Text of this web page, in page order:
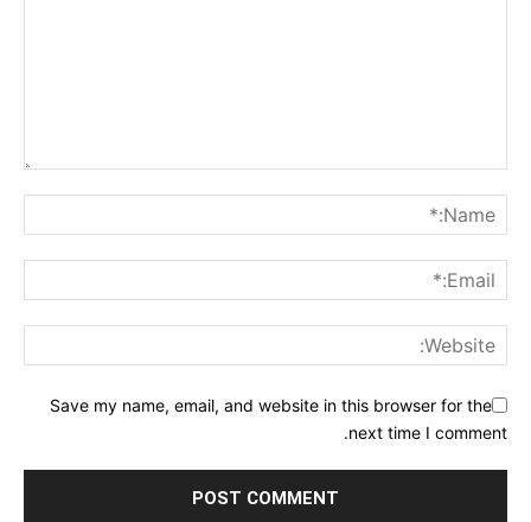
Save my name, email, and website in this browser for the
next time I comment.